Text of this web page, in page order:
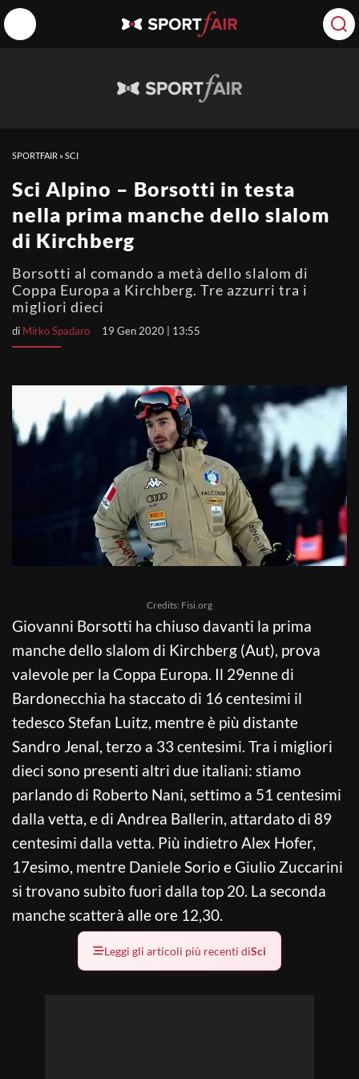
SPORTFAIR »SCI
Sci Alpino – Borsotti in testa
nella prima manche dello slalom
di Kirchberg
Borsotti al comando a metà dello slalom di
Coppa Europa a Kirchberg. Tre azzurri tra i
migliori dieci
di Mirko Spadaro 19 Gen 2020 | 13:55
Credits: Fisi.org
Giovanni Borsotti ha chiuso davanti la prima
manche dello slalom di Kirchberg (Aut), prova
valevole per la Coppa Europa. Il 29enne di
Bardonecchia ha staccato di 16 centesimi il
tedesco Stefan Luitz, mentre è più distante
Sandro Jenal, terzo a 33 centesimi. Tra i migliori
dieci sono presenti altri due italiani: stiamo
parlando di Roberto Nani, settimo a 51 centesimi
dalla vetta, e di Andrea Ballerin, attardato di 89
centesimi dalla vetta. Più indietro Alex Hofer,
17esimo, mentre Daniele Sorio e Giulio Zuccarini
si trovano subito fuori dalla top 20. La seconda
manche scatterà alle ore 12,30.
Leggi gli articoli più recenti diSci